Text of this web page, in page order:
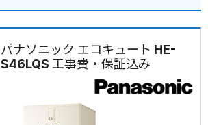
パナソニック エコキュート HE-
S46LQS 工事費・保証込み